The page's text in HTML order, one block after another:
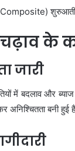
के
जारी
में बदलाव और
अनिश्चितता बनी